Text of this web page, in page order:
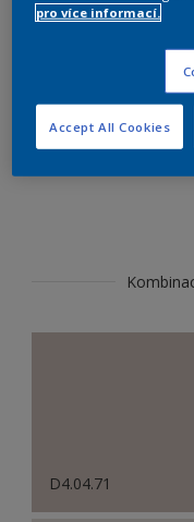
D4.04.71
pro více informací.
Accept All Cookies